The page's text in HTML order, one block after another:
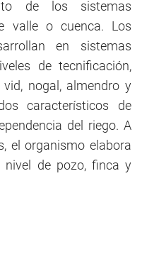
de los sistemas
valle o cuenca. Los
en sistemas
de tecnificación,
nogal, almendro y
característicos de
del riego. A
el organismo elabora
nivel de pozo, finca y